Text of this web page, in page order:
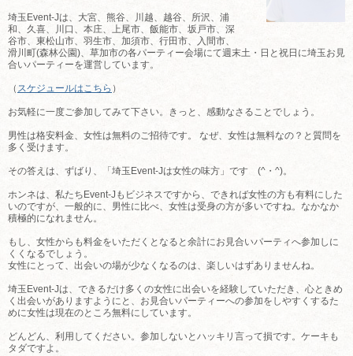
埼玉Event-Jは、大宮、熊谷、川越、越谷、所沢、浦
和、久喜、川口、本庄、上尾市、飯能市、坂戸市、深
谷市、東松山市、羽生市、加須市、行田市、入間市、
滑川町(森林公園)、草加市の各パーティー会場にて週末土・日と祝日に埼玉お見
合いパーティーを運営しています。
（ スケジュールはこちら ）
お気軽に一度ご参加してみて下さい。きっと、感動なさることでしょう。
男性は格安料金、女性は無料のご招待です。 なぜ、女性は無料なの？と質問を
多く受けます。
その答えは、ずばり、「埼玉Event-Jは女性の味方」です (^・^)。
ホンネは、私たちEvent-Jもビジネスですから、できれば女性の方も有料にした
いのですが、一般的に、男性に比べ、女性は受身の方が多いですね。なかなか
積極的になれません。
もし、女性からも料金をいただくとなると余計にお見合いパーティへ参加しに
くくなるでしょう。
女性にとって、出会いの場が少なくなるのは、楽しいはずありませんね。
埼玉Event-Jは、できるだけ多くの女性に出会いを経験していただき、心ときめ
く出会いがありますようにと、お見合いパーティーへの参加をしやすくするた
めに女性は現在のところ無料にしています。
どんどん、利用してください。参加しないとハッキリ言って損です。ケーキも
タダですよ。